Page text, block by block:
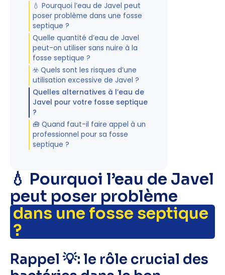
💧 Pourquoi l’eau de Javel peut
poser problème dans une fosse
septique ?
Quelle quantité d’eau de Javel
peut-on utiliser sans nuire à la
fosse septique ?
☣️ Quels sont les risques d’une
utilisation excessive de Javel ?
Quelles alternatives à l’eau de
Javel pour votre fosse septique
?
🧰 Quand faut-il faire appel à un
professionnel pour sa fosse
septique ?
💧 Pourquoi l’eau de Javel
peut poser problème
dans une fosse septique
?
Rappel 💡: le rôle crucial des